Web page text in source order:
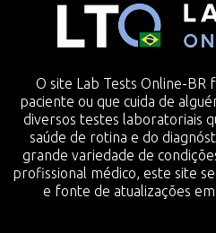
O site Lab Tests Online-BR
paciente ou que cuida de
diversos testes laboratoriais
saúde de rotina e do
grande variedade de
profissional médico, este site
e fonte de atualizações